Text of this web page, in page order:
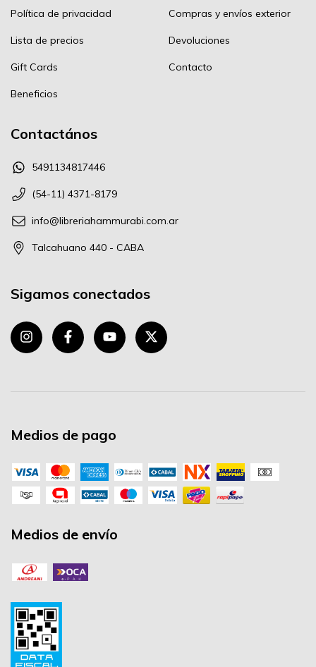
Política de privacidad
Lista de precios
Gift Cards
Beneficios
Compras y envíos exterior
Devoluciones
Contacto
Contactános
5491134817446
(54-11) 4371-8179
info@libreriahammurabi.com.ar
Talcahuano 440 - CABA
Sigamos conectados
Medios de pago
Medios de envío